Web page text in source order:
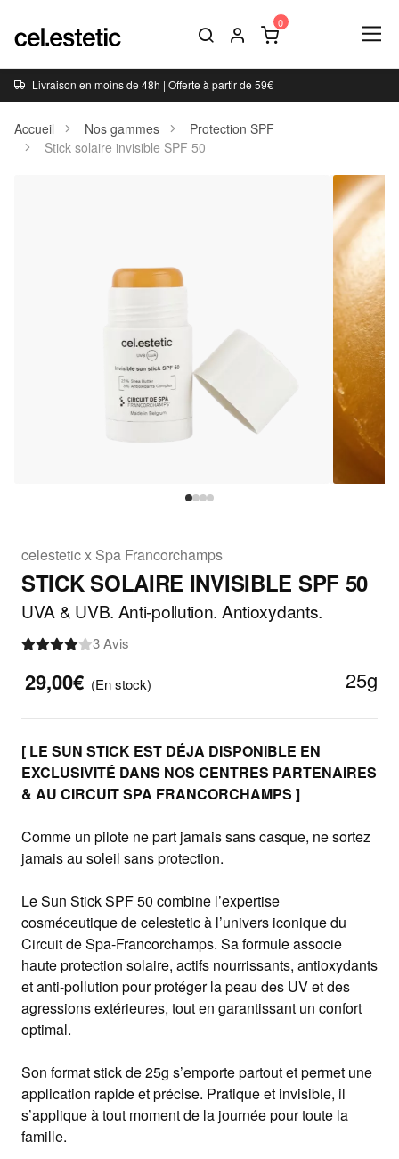
Livraison en moins de 48h | Offerte à partir de 59€
Accueil Nos gammes
Protection SPF
Stick solaire invisible SPF 50
celestetic x Spa Francorchamps
STICK SOLAIRE INVISIBLE SPF 50
UVA & UVB. Anti-pollution. Antioxydants.
3 Avis
29,00€ 25g
(En stock)
[ LE SUN STICK EST DÉJA DISPONIBLE EN
EXCLUSIVITÉ DANS NOS CENTRES PARTENAIRES
& AU CIRCUIT SPA FRANCORCHAMPS ]
Comme un pilote ne part jamais sans casque, ne sortez
jamais au soleil sans protection.
Le Sun Stick SPF 50 combine l’expertise
cosméceutique de celestetic à l’univers iconique du
Circuit de Spa-Francorchamps. Sa formule associe
haute protection solaire, actifs nourrissants, antioxydants
et anti-pollution pour protéger la peau des UV et des
agressions extérieures, tout en garantissant un confort
optimal.
Son format stick de 25g s’emporte partout et permet une
application rapide et précise. Pratique et invisible, il
s’applique à tout moment de la journée pour toute la
famille.